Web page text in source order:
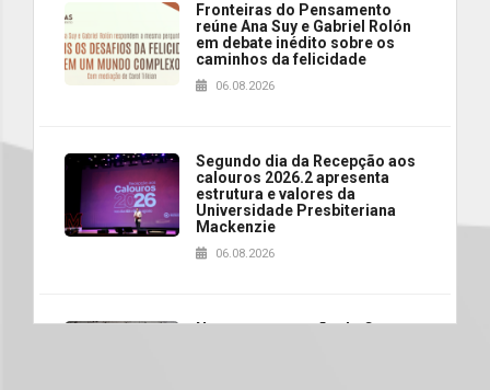
Fronteiras do Pensamento
reúne Ana Suy e Gabriel Rolón
em debate inédito sobre os
caminhos da felicidade
06.08.2026
Segundo dia da Recepção aos
calouros 2026.2 apresenta
estrutura e valores da
Universidade Presbiteriana
Mackenzie
06.08.2026
Nova apresentação do Centro